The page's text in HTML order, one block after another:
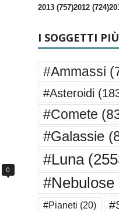
0
2013 (757)2012 (724)
I SOGGETTI
#Ammassi
#Asteroidi
#Comete
#Galassie
#Luna
#Nebulose
#Pianeti (20)